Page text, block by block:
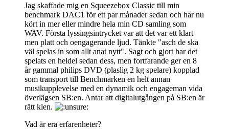
Jag skaffade mig en Squeezebox Classic till min
benchmark DAC1 för ett par månader sedan och har nu
kört in mer eller mindre hela min CD samling som
WAV. Första lyssingsintrycket var att det var ett klart
men platt och oengagerande ljud. Tänkte "asch de ska
väl spelas in som allt anat nytt". Sagt och gjort har det
spelats en heldel sedan dess, men fortfarande ger en 8
år gammal philips DVD (plaslig 2 kg spelare) kopplad
som transport till Benchmarken en helt annan
musikupplevelse med en dynamik och engageman vida
överlägsen SB:en. Antar att digitalutgången på SB:en är
rätt klen.
Vad är era erfarenheter?